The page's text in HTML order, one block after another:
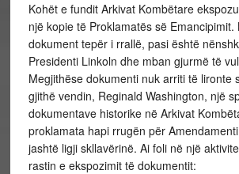
Kohët e fundit Arkivat Kombëtare
një kopie të Proklamatës së Emancipimit.
dokument tepër i rrallë, pasi është
Presidenti Linkoln dhe mban gjurmë të
Megjithëse dokumenti nuk arriti të lironte
gjithë vendin, Reginald Washington, një
dokumentave historike në Arkivat
proklamata hapi rrugën për
jashtë ligji skllavërinë. Ai foli në një
rastin e ekspozimit të dokumentit: